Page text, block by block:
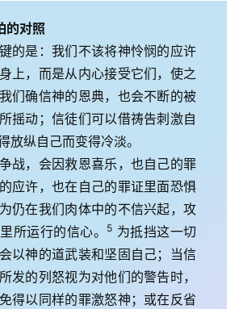
的对照
的是：我们不该将神怜悯的应许
上，而是从内心接受它们，使之
们确信神的恩典，也会不断的被
摇动；信徒们可以借祷告刺激自
放纵自己而变得冷淡。
战，会因救恩喜乐，也自己的罪
应许，也在自己的罪证里面恐惧
仍在我们肉体中的不信兴起，攻
所运行的信心。
5 为抵挡这一切
以神的道武装和坚固自己；当信
发的列怒视为对他们的警告时，
得以同样的罪激怒神；或在反省